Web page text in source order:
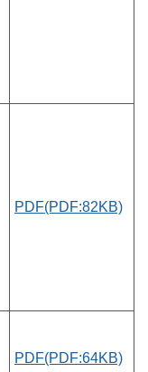
PDF(PDF:82KB)
PDF(PDF:64KB)